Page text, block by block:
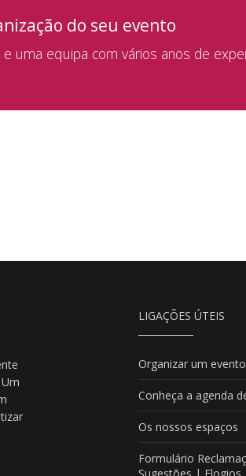
do seu evento
uma equipa com vários anos de
LIGAÇÕES ÚTEIS
Organizar um evento
Conheça a agenda
Os nossos espaços
Formulário